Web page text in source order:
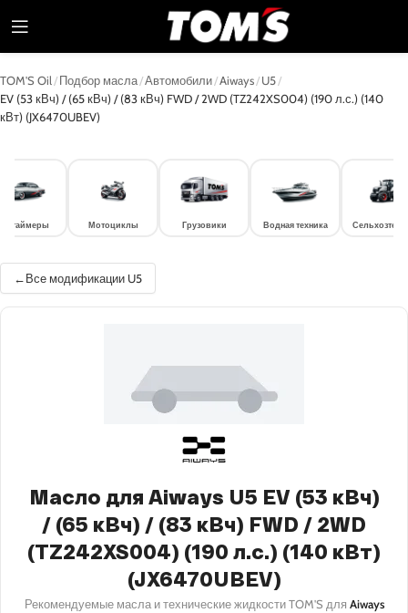
TOM'S Oil /Подбор масла/Автомобили/Aiways/U5/
EV (53 кВч) / (65 кВч) / (83 кВч) FWD / 2WD (TZ242XS004) (190 л.с.) (140
кВт) (JX6470UBEV)
Мотоциклы Грузовики Водная техника
Все модификации U5
Масло для Aiways U5 EV (53 кВч)
/ (65 кВч) / (83 кВч) FWD / 2WD
(TZ242XS004) (190 л.с.) (140 кВт)
(JX6470UBEV)
Рекомендуемые масла и технические жидкости TOM'S для Aiways